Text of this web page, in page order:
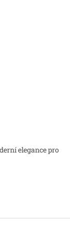
elegance pro